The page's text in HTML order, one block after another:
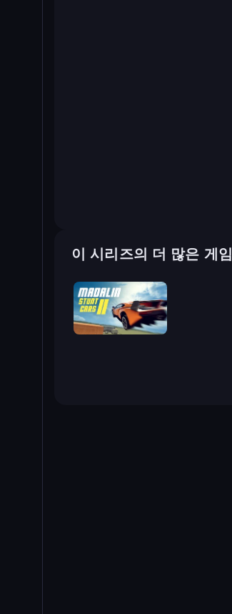
이 시리즈의 더 많은 게임
Madalin Stunt Cars 2